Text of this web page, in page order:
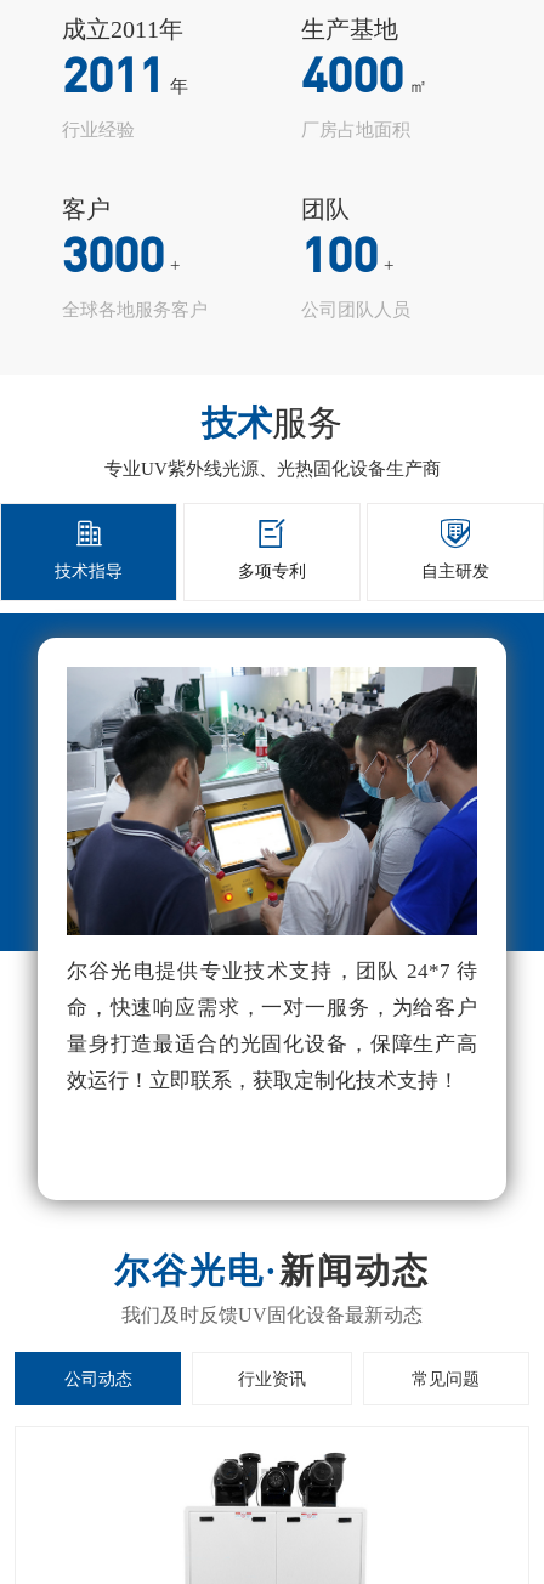
成立2011年
2011 年
行业经验
生产基地
4000 ㎡
厂房占地面积
客户
3000 +
全球各地服务客户
团队
100 +
公司团队人员
技术服务
专业UV紫外线光源、光热固化设备生产商

技术指导

多项专利

自主研发
尔谷光电提供专业技术支持，团队 24*7 待
命，快速响应需求，一对一服务，为给客户
量身打造最适合的光固化设备，保障生产高
效运行！立即联系，获取定制化技术支持！
新闻动态
公司动态 行业资讯 常见问题